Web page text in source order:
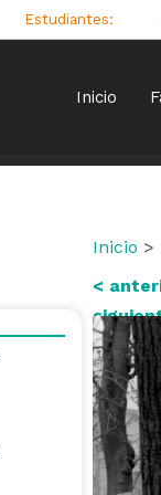
Estudiantes:
Inicio
Inicio >
<